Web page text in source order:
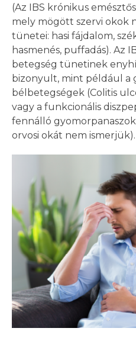
(Az IBS krónikus
mely mögött szervi okok
tünetei: hasi fájdalom,
hasmenés, puffadás). Az
betegség tünetinek
bizonyult, mint például a
bélbetegségek (Colitis
vagy a funkcionális
fennálló
orvosi okát nem ismerjük).